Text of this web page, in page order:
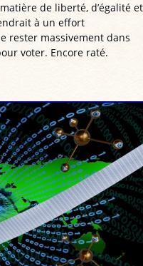
de liberté, d’égalité et
à un effort
rester massivement dans
voter. Encore raté.